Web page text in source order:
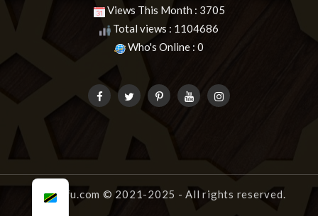
Views This Month : 3705
Total views : 1104686
Who's Online : 0
uongofu.com © 2021-2025 - All rights reserved.